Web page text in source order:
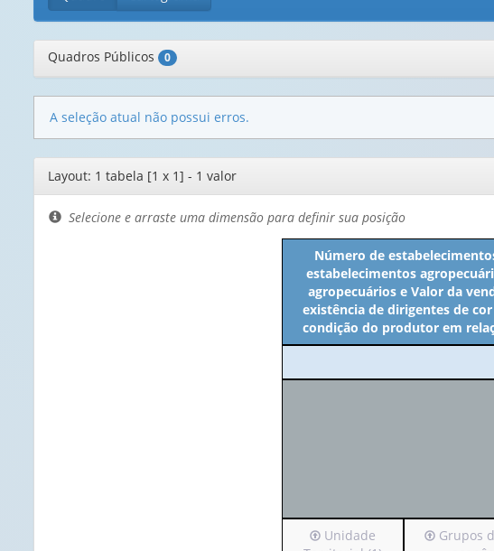
Quadros Públicos 0
A seleção atual não possui erros.
Editor
de
layout
Layout: 1 tabela [1 x 1] - 1 valor
Selecione e arraste uma dimensão para definir sua posição
Número de
estabelecimentos
agropecuários e Valor da
existência de dirigentes de
condição do produtor em
Irá Unidade
Irá Grupos